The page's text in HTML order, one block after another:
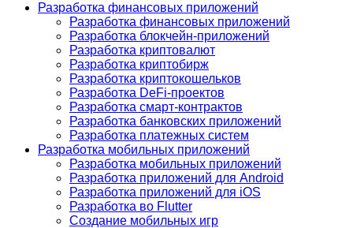
Разработка финансовых приложений
Разработка финансовых приложений
Разработка блокчейн-приложений
Разработка криптовалют
Разработка криптобирж
Разработка криптокошельков
Разработка DeFi-проектов
Разработка смарт-контрактов
Разработка банковских приложений
Разработка платежных систем
Разработка мобильных приложений
Разработка мобильных приложений
Разработка приложений для Android
Разработка приложений для iOS
Разработка во Flutter
Создание мобильных игр